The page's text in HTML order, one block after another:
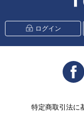
ログイン
特定商取引法に